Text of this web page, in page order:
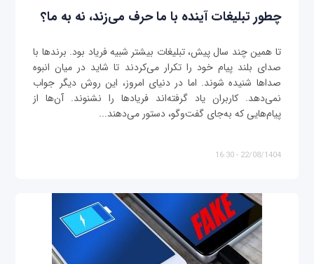
چطور تبلیغات آینده با ما حرف می‌زند، نه به ما؟
تا همین چند سال پیش، تبلیغات بیشتر شبیه فریاد بود. برندها با
صدای بلند پیام خود را تکرار می‌کردند تا شاید در میان انبوه
صداها شنیده شوند. اما در دنیای امروز، این روش دیگر جواب
نمی‌دهد. کاربران یاد گرفته‌اند فریادها را نشنوند. آن‌ها از
پیام‌هایی که به‌جای گفت‌وگو، دستور می‌دهند...
22/08/1404 - 16:30